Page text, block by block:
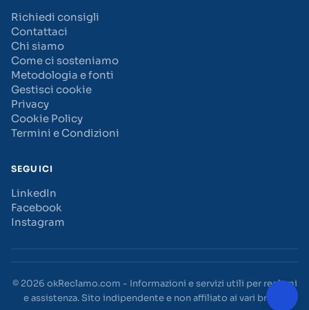
Richiedi consigli
Contattaci
Chi siamo
Come ci sosteniamo
Metodologia e fonti
Gestisci cookie
Privacy
Cookie Policy
Termini e Condizioni
SEGUICI
LinkedIn
Facebook
Instagram
© 2026 okReclamo.com - Informazioni e servizi utili per reclami
e assistenza. Sito indipendente e non affiliato ai vari brand.